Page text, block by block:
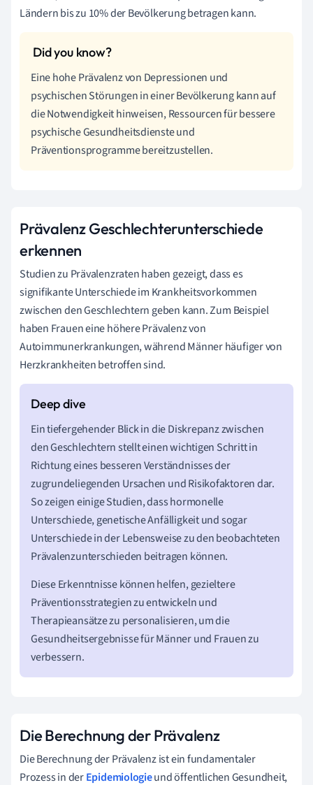
Ländern bis zu 10% der Bevölkerung betragen kann.
Eine hohe Prävalenz von Depressionen und
psychischen Störungen in einer Bevölkerung kann auf
die Notwendigkeit hinweisen, Ressourcen für bessere
psychische Gesundheitsdienste und
Präventionsprogramme bereitzustellen.
Prävalenz Geschlechterunterschiede
erkennen
Studien zu Prävalenzraten haben gezeigt, dass es
signifikante Unterschiede im Krankheitsvorkommen
zwischen den Geschlechtern geben kann. Zum Beispiel
haben Frauen eine höhere Prävalenz von
Autoimmunerkrankungen, während Männer häufiger von
Herzkrankheiten betroffen sind.
Ein tiefergehender Blick in die Diskrepanz zwischen
den Geschlechtern stellt einen wichtigen Schritt in
Richtung eines besseren Verständnisses der
zugrundeliegenden Ursachen und Risikofaktoren dar.
So zeigen einige Studien, dass hormonelle
Unterschiede, genetische Anfälligkeit und sogar
Unterschiede in der Lebensweise zu den beobachteten
Prävalenzunterschieden beitragen können.
Diese Erkenntnisse können helfen, gezieltere
Präventionsstrategien zu entwickeln und
Therapieansätze zu personalisieren, um die
Gesundheitsergebnisse für Männer und Frauen zu
verbessern.
Die Berechnung der Prävalenz
Die Berechnung der Prävalenz ist ein fundamentaler
Prozess in derEpidemiologieund öffentlichen Gesundheit,